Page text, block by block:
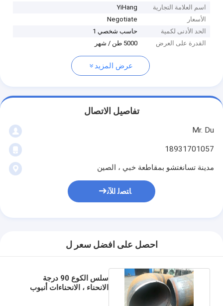
اسم العلامة التجارية
YiHang
الأسعار
Negotiate
الحد الأدنى لكمية
حاسب شخصي 1
القدرة على العرض
5000 طن / شهر
عرض المزيد
تفاصيل الاتصال
Mr. Du
18931701057
مدينة تسانغتشو بمقاطعة خبي ، الصين
ﺎﺘﺼﻟ ﺍﻶﻧ
احصل على افضل سعر ل
سلس الكوع 90 درجة
الانحناء ، الانحناءات أنبوب